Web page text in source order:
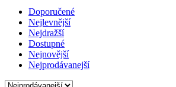
Doporučené
Nejlevnější
Nejdražší
Dostupné
Nejnovější
Nejprodávanejší